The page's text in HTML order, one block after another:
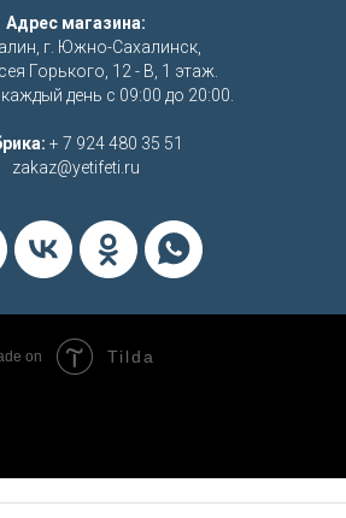
Адрес магазина:
г. Южно-Сахалинск,
Горького, 12 - В, 1 этаж.
день с 09:00 до 20:00.
+ 7 924 480 35 51
zakaz@yetifeti.ru
on Tilda